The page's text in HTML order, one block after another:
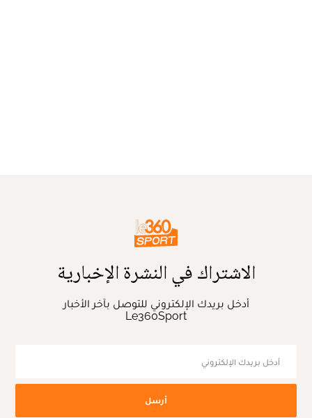
الاشتراك في النشرة الإخبارية
أدخل بريدك الإلكتروني للتوصل بآخر الأخبار
Le360Sport
أرسل